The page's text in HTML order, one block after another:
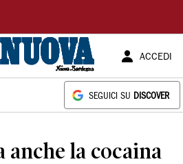
ACCEDI
SEGUICI SU DISCOVER
anche la cocaina